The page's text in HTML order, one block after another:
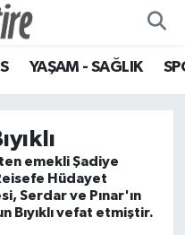
YAŞAM - SAĞLIK
emekli Şadiye
Reisefe Hüdayet
Serdar ve Pınar'ın
Bıyıklı vefat etmiştir.
Fikstür